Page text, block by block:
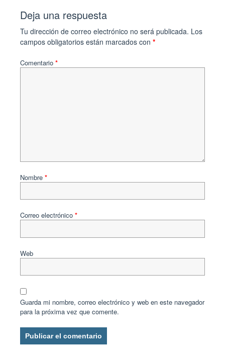
Deja una respuesta
Tu dirección de correo electrónico no será publicada. Los
campos obligatorios están marcados con *
Comentario *
Nombre *
Correo electrónico *
Web
Guarda mi nombre, correo electrónico y web en este navegador
para la próxima vez que comente.